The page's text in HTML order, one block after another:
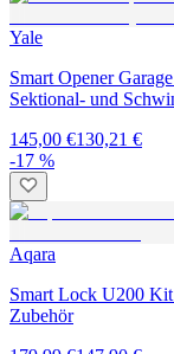
Yale
Smart Opener
Sektional- und
145,00 €130,21 €
-17 %
Aqara
Smart Lock U200
Zubehör